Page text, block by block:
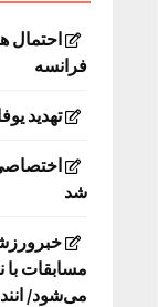
احتمال
فرانسه
تهدید
شد
مسابقات
می‌شود/